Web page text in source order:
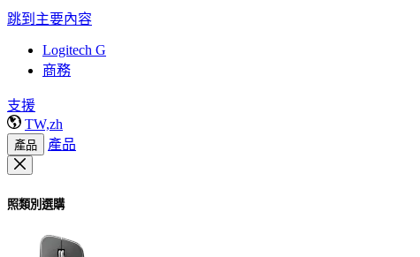
跳到主要內容
Logitech G
商務
支援
TW,zh
產品 產品
照類別選購